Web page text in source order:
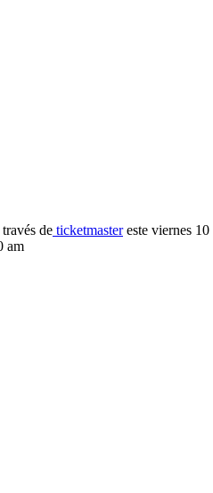
de ticketmastereste viernes 10
am